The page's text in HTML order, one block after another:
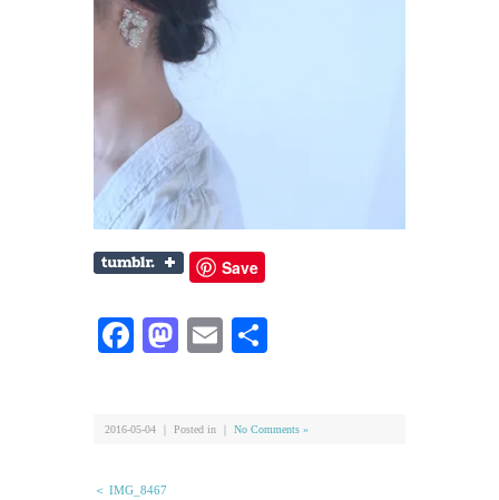
Save
Facebook
Mastodon
Email
2016-05-04 ｜ Posted in ｜ No Comments »
＜ IMG_8467